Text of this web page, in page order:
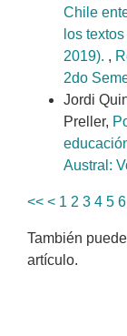
Chile
los
2019). ,
2do
Jordi
Preller,
Austral:
<< < 1 2 3 4 5 6
También
artículo.